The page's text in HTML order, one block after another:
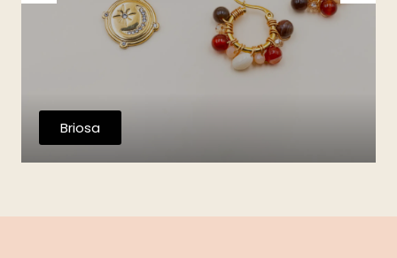
Briosa